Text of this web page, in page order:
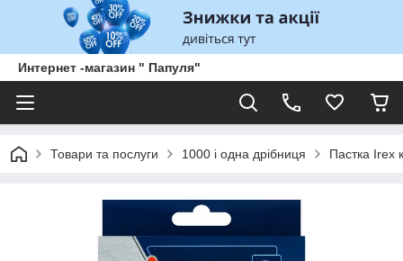
Интернет -магазин " Папуля"
Товари та послуги 1000 і одна дрібниця Пастка Irex